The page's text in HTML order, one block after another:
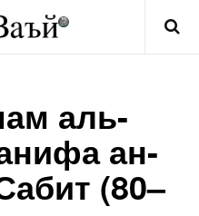
аль-
ан-
(80–